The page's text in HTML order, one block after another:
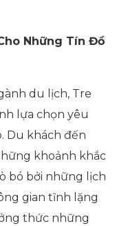
Những Tín Đồ
du lịch, Tre
lựa chọn yêu
Du khách đến
khoảnh khắc
bó bởi những lịch
gian tĩnh lặng
thức những